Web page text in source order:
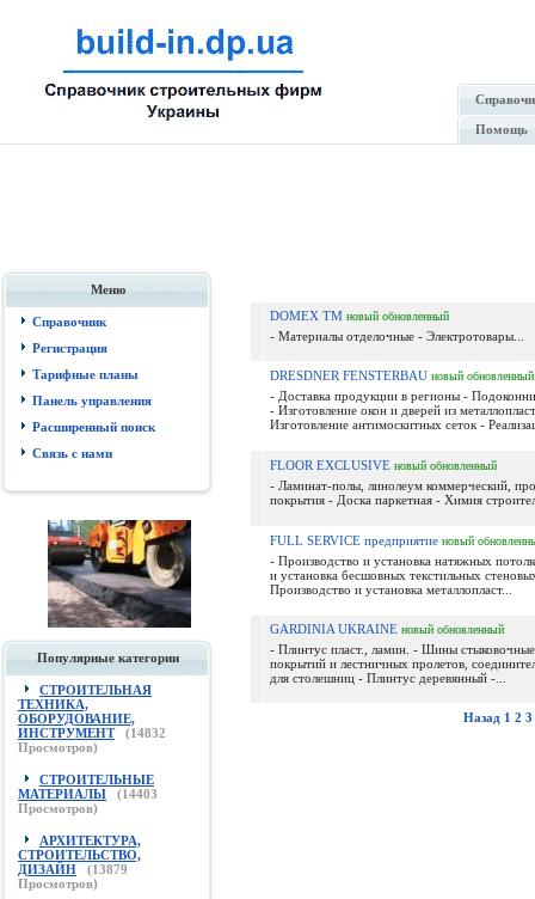
Помощь
Меню
Справочник
Регистрация
Тарифные планы
Панель управления
Расширенный поиск
Связь с нами
Популярные категории
СТРОИТЕЛЬНАЯ
ТЕХНИКА,
ОБОРУДОВАНИЕ,
ИНСТРУМЕНТ
(14832
Просмотров)
СТРОИТЕЛЬНЫЕ
МАТЕРИАЛЫ
(14403
Просмотров)
АРХИТЕКТУРА,
СТРОИТЕЛЬСТВО,
ДИЗАЙН
(13879
Просмотров)
DOMEX ТМ новый обновленный
- Материалы отделочные - Электротовары...
DRESDNER FENSTERBAU новый обновленный
- Доставка продукции в регионы -
- Изготовление окон и дверей из
Изготовление антимоскитных сеток -
FLOOR EXCLUSIVE новый обновленный
- Ламинат-полы, линолеум коммерческий,
покрытия - Доска паркетная - Химия
FULL SERVICE предприятие новый
- Производство и установка натяжных
и установка бесшовных текстильных
Производство и установка металлопласт...
GARDINIA UKRAINE новый обновленный
- Плинтус пласт., ламин. - Шины
покрытий и лестничных пролетов,
для столешниц - Плинтус деревянный -...
Назад 1 2 3